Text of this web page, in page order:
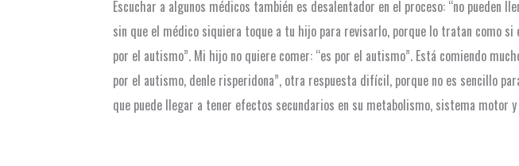
Escuchar a algunos médicos también es desalentador en el proceso: “no pueden
sin que el médico siquiera toque a tu hijo para revisarlo, porque lo tratan como
por el autismo”. Mi hijo no quiere comer: “es por el autismo”. Está comiendo
por el autismo, denle risperidona”, otra respuesta difícil, porque no es sencillo
que puede llegar a tener efectos secundarios en su metabolismo, sistema motor y